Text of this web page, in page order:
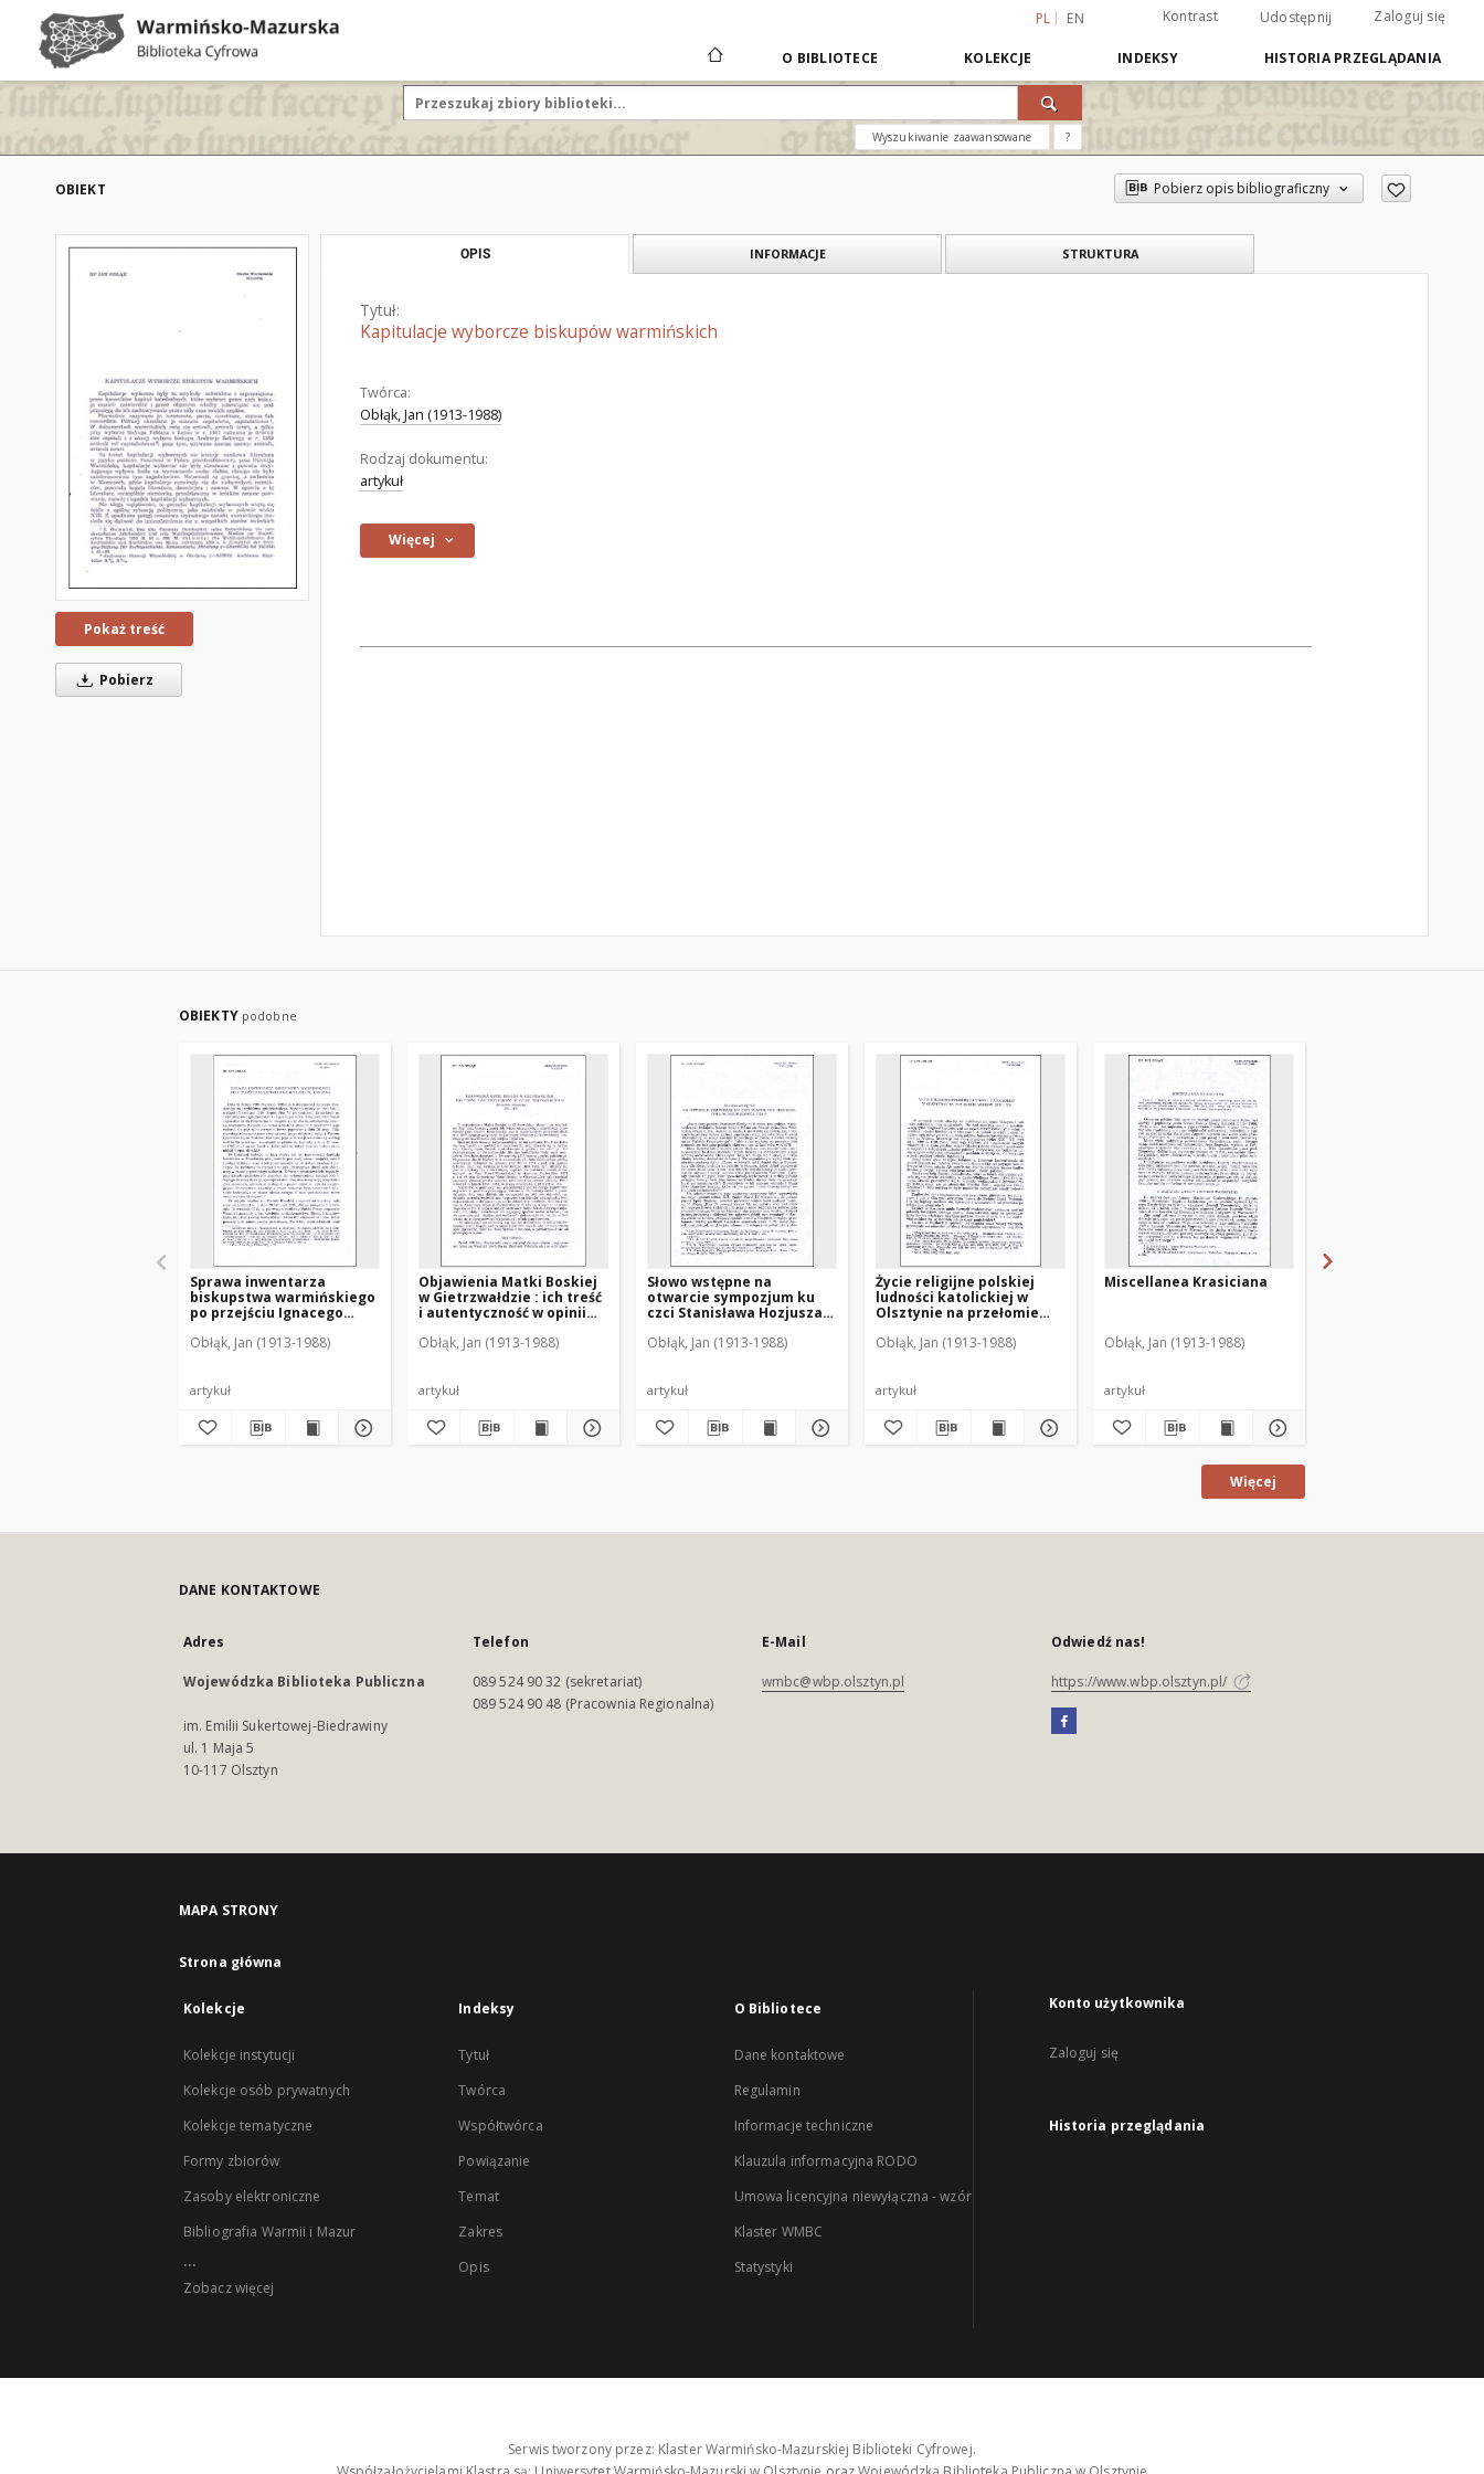
PL EN Kontrast Udostępnij Zaloguj się
O BIBLIOTECE KOLEKCJE INDEKSY HISTORIA PRZEGLĄDANIA
Wyszukiwanie zaawansowane ?
OBIEKT Pobierz opis bibliograficzny
Pokaż treść
Pobierz
OPIS INFORMACJE STRUKTURA
Tytuł:
Kapitulacje wyborcze biskupów warmińskich
Twórca:
Obłąk, Jan (1913-1988)
Rodzaj dokumentu:
artykuł
Więcej
OBIEKTY podobne
Sprawa inwentarza
biskupstwa warmińskiego
po przejściu Ignacego
Obłąk, Jan (1913-1988)
artykuł
Objawienia Matki Boskiej
w Gietrzwałdzie : ich treść
i autentyczność w opinii
stulecie objawień) 1877-
Obłąk, Jan (1913-1988)
artykuł
Słowo wstępne na
otwarcie sympozjum ku
czci Stanisława Hozjusza
r.
Obłąk, Jan (1913-1988)
artykuł
Życie religijne polskiej
ludności katolickiej w
Olsztynie na przełomie
Obłąk, Jan (1913-1988)
artykuł
Miscellanea Krasiciana
Obłąk, Jan (1913-1988)
artykuł
Więcej
DANE KONTAKTOWE
Adres
Wojewódzka Biblioteka Publiczna
im. Emilii Sukertowej-Biedrawiny
ul. 1 Maja 5
10-117 Olsztyn
Telefon
089 524 90 32 (sekretariat)
089 524 90 48 (Pracownia Regionalna)
E-Mail
wmbc@wbp.olsztyn.pl
Odwiedź nas!
https://www.wbp.olsztyn.pl/
MAPA STRONY
Strona główna
Kolekcje
Kolekcje instytucji
Kolekcje osób prywatnych
Kolekcje tematyczne
Formy zbiorów
Zasoby elektroniczne
Bibliografia Warmii i Mazur
...
Zobacz więcej
Indeksy
Tytuł
Twórca
Współtwórca
Powiązanie
Temat
Zakres
Opis
O Bibliotece
Dane kontaktowe
Regulamin
Informacje techniczne
Klauzula informacyjna RODO
Umowa licencyjna niewyłączna - wzór
Klaster WMBC
Statystyki
Konto użytkownika
Zaloguj się
Historia przeglądania
Serwis tworzony przez: Klaster Warmińsko-Mazurskiej Biblioteki Cyfrowej.